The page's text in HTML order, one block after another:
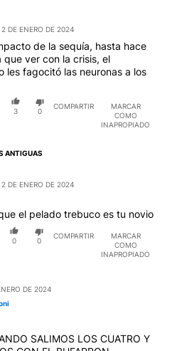
2 DE ENERO DE 2024
de la sequía, hasta hace
ver con la crisis, el
les fagocitó las neuronas a los
3 0
COMPARTIR
MARCAR
COMO
INAPROPIADO
ANTIGUAS
2 DE ENERO DE 2024
el pelado trebuco es tu novio
0 0
COMPARTIR
MARCAR
COMO
INAPROPIADO
DE 2024
SALIMOS LOS CUATRO Y